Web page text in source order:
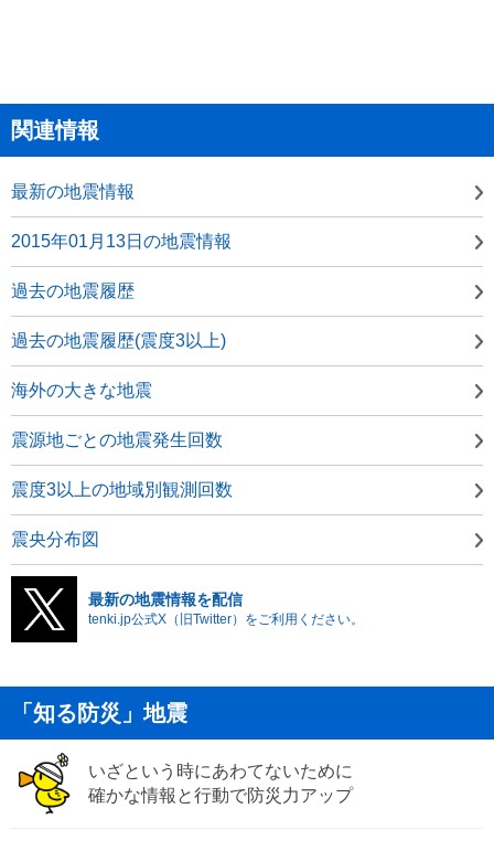
関連情報
最新の地震情報
2015年01月13日の地震情報
過去の地震履歴
過去の地震履歴(震度3以上)
海外の大きな地震
震源地ごとの地震発生回数
震度3以上の地域別観測回数
震央分布図
最新の地震情報を配信
tenki.jp公式X（旧Twitter）をご利用ください。
「知る防災」地震
いざという時にあわてないために
確かな情報と行動で防災力アップ